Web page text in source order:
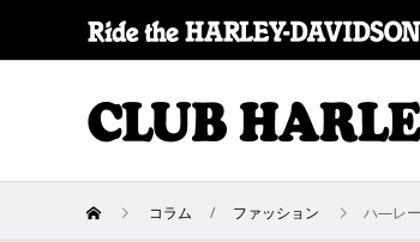
コラム ファッション ハ―レ